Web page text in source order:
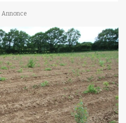
Annonce